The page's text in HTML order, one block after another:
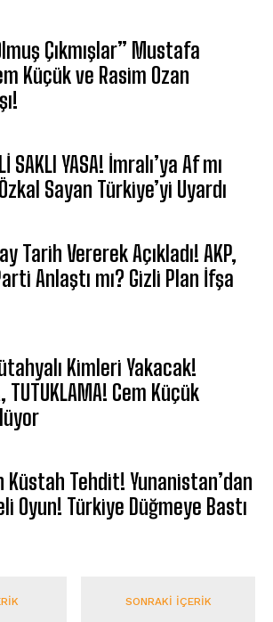
Çıkmışlar” Mustafa
Küçük ve Rasim Ozan
SAKLI YASA! İmralı’ya Af mı
Sayan Türkiye’yi Uyardı
Tarih Vererek Açıkladı! AKP,
Anlaştı mı? Gizli Plan İfşa
Kimleri Yakacak!
TUTUKLAMA! Cem Küçük
Tehdit! Yunanistan’dan
Oyun! Türkiye Düğmeye Bastı
SONRAKI İÇERIK